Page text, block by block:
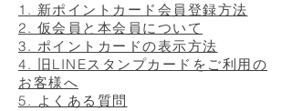
1. 新ポイントカード会員登録方法
2. 仮会員と本会員について
3. ポイントカードの表示方法
4. 旧LINEスタンプカードをご利用の
お客様へ
5. よくある質問